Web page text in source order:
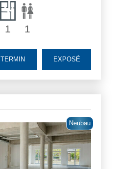
1 1
EXPOSÉ
TERMIN
Neubau